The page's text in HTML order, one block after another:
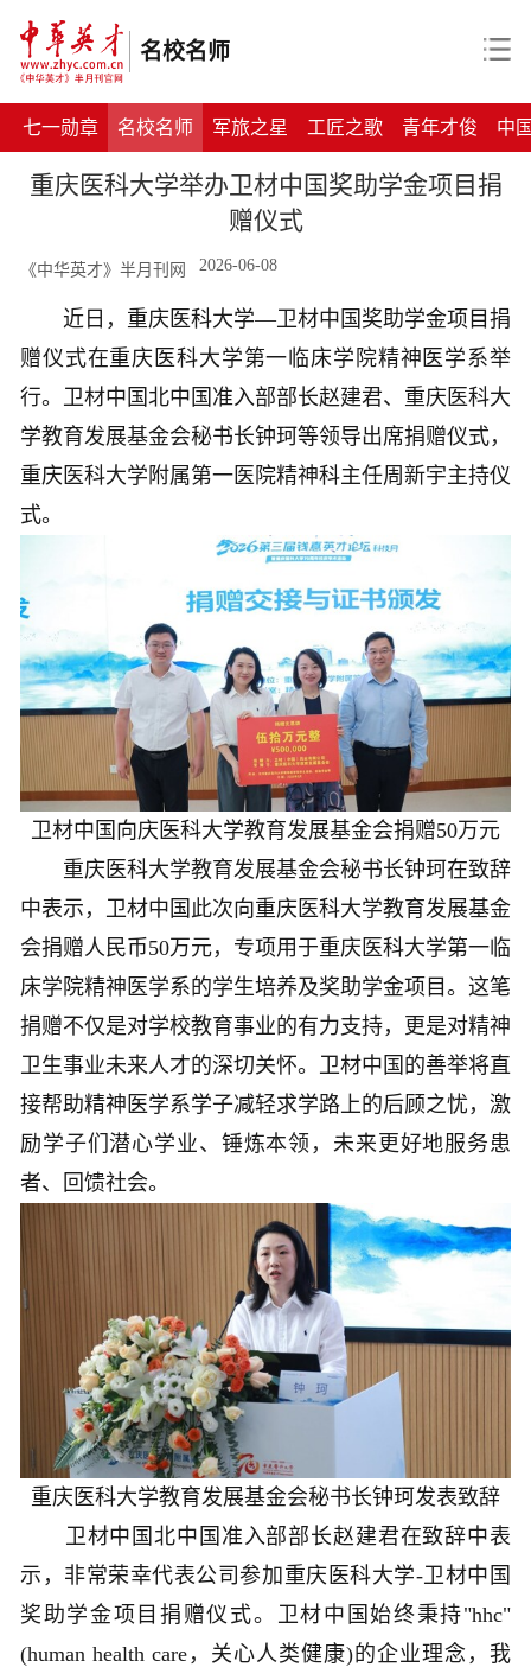
名校名师
七一勋章 名校名师 军旅之星 工匠之歌 青年才俊 中
重庆医科大学举办卫材中国奖助学金项目捐
赠仪式
《中华英才》半月刊网 2026-06-08
近日，重庆医科大学—卫材中国奖助学金项目捐
赠仪式在重庆医科大学第一临床学院精神医学系举
行。卫材中国北中国准入部部长赵建君、重庆医科大
学教育发展基金会秘书长钟珂等领导出席捐赠仪式，
重庆医科大学附属第一医院精神科主任周新宇主持仪
式。
卫材中国向庆医科大学教育发展基金会捐赠50万元
重庆医科大学教育发展基金会秘书长钟珂在致辞
中表示，卫材中国此次向重庆医科大学教育发展基金
会捐赠人民币50万元，专项用于重庆医科大学第一临
床学院精神医学系的学生培养及奖助学金项目。这笔
捐赠不仅是对学校教育事业的有力支持，更是对精神
卫生事业未来人才的深切关怀。卫材中国的善举将直
接帮助精神医学系学子减轻求学路上的后顾之忧，激
励学子们潜心学业、锤炼本领，未来更好地服务患
者、回馈社会。
重庆医科大学教育发展基金会秘书长钟珂发表致辞
卫材中国北中国准入部部长赵建君在致辞中表
示，非常荣幸代表公司参加重庆医科大学-卫材中国
奖助学金项目捐赠仪式。卫材中国始终秉持"hhc"
(human health care，关心人类健康)的企业理念，我